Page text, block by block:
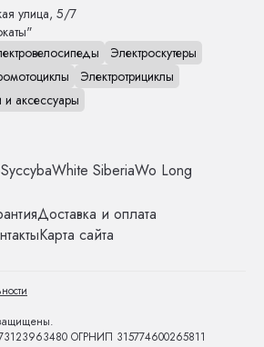
улица, 5/7
Электроскутеры
Электротрициклы
и аксессуары
SyccybaWhite SiberiaWo Long
Доставка и оплата
Карта сайта
ОГРНИП 315774600265811